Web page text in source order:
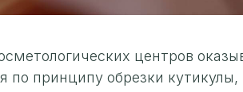
центров
по принципу обрезки